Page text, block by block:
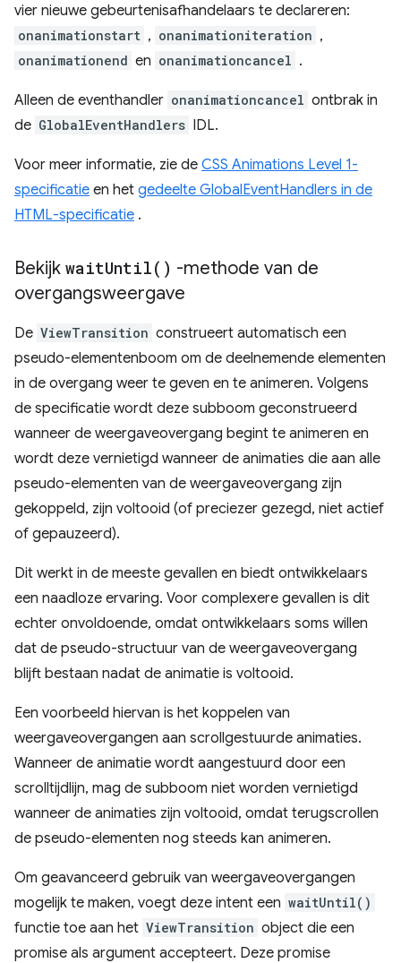
vier nieuwe gebeurtenisafhandelaars te declareren:
onanimationstart , onanimationiteration ,
onanimationend en onanimationcancel .
Alleen de eventhandler onanimationcancel ontbrak in
de GlobalEventHandlers IDL.
Voor meer informatie, zie de CSS Animations Level 1-
specificatie en het gedeelte GlobalEventHandlers in de
HTML-specificatie .
Bekijk waitUntil( ) -methode van de
overgangsweergave
De ViewTransition construeert automatisch een
pseudo-elementenboom om de deelnemende elementen
in de overgang weer te geven en te animeren. Volgens
de specificatie wordt deze subboom geconstrueerd
wanneer de weergaveovergang begint te animeren en
wordt deze vernietigd wanneer de animaties die aan alle
pseudo-elementen van de weergaveovergang zijn
gekoppeld, zijn voltooid (of preciezer gezegd, niet actief
of gepauzeerd).
Dit werkt in de meeste gevallen en biedt ontwikkelaars
een naadloze ervaring. Voor complexere gevallen is dit
echter onvoldoende, omdat ontwikkelaars soms willen
dat de pseudo-structuur van de weergaveovergang
blijft bestaan ​​nadat de animatie is voltooid.
Een voorbeeld hiervan is het koppelen van
weergaveovergangen aan scrollgestuurde animaties.
Wanneer de animatie wordt aangestuurd door een
scrolltijdlijn, mag de subboom niet worden vernietigd
wanneer de animaties zijn voltooid, omdat terugscrollen
de pseudo-elementen nog steeds kan animeren.
Om geavanceerd gebruik van weergaveovergangen
mogelijk te maken, voegt deze intent een waitUntil()
functie toe aan het ViewTransition object die een
promise als argument accepteert. Deze promise